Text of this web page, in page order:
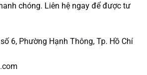
63WHrs, 3S1P, 3-cell Li-ion
20V DC, 3.25A, 65W
1.40 kg
chóng. Liên hệ ngay để được tư
6, Phường Hạnh Thông, Tp. Hồ Chí